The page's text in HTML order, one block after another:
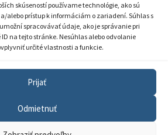
skúseností používame technológie, ako sú
alebo prístup k informáciám o zariadení. Súhlas s
spracovávať údaje, ako je správanie pri
na tejto stránke. Nesúhlas alebo odvolanie
určité vlastnosti a funkcie.
Prijať
Odmietnuť
a
Kontakty
Kariéra
Kde nás nájdete